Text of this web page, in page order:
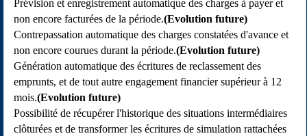
Prévision et enregistrement automatique des charges à payer et
non encore facturées de la période.(Evolution future)
Contrepassation automatique des charges constatées d'avance et
non encore courues durant la période.(Evolution future)
Génération automatique des écritures de reclassement des
emprunts, et de tout autre engagement financier supérieur à 12
mois.(Evolution future)
Possibilité de récupérer l'historique des situations intermédiaires
clôturées et de transformer les écritures de simulation rattachées